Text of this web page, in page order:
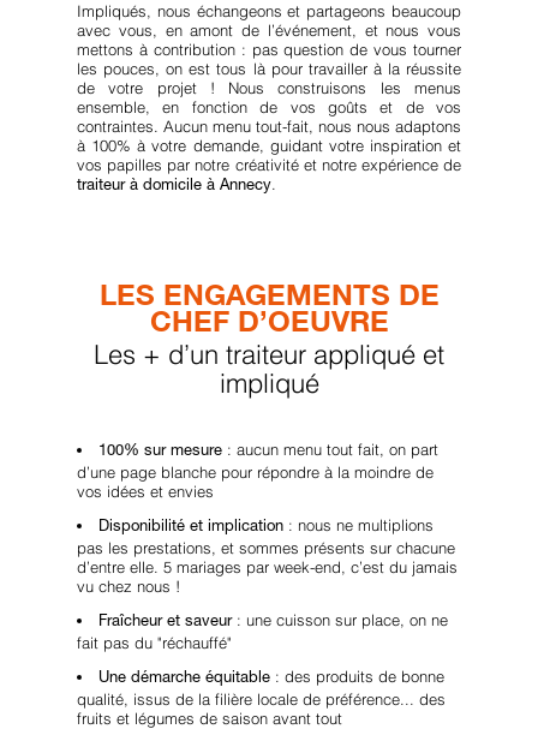
Impliqués, nous échangeons et partageons beaucoup
avec vous, en amont de l’événement, et nous vous
mettons à contribution : pas question de vous tourner
les pouces, on est tous là pour travailler à la réussite
de votre projet ! Nous construisons les menus
ensemble, en fonction de vos goûts et de vos
contraintes. Aucun menu tout-fait, nous nous adaptons
à 100% à votre demande, guidant votre inspiration et
vos papilles par notre créativité et notre expérience de
traiteur à domicile à Annecy.
LES ENGAGEMENTS DE
CHEF D’OEUVRE
Les + d’un traiteur appliqué et
impliqué
100% sur mesure : aucun menu tout fait, on part
d’une page blanche pour répondre à la moindre de
vos idées et envies
Disponibilité et implication : nous ne multiplions
pas les prestations, et sommes présents sur chacune
d’entre elle. 5 mariages par week-end, c’est du jamais
vu chez nous !
Fraîcheur et saveur: une cuisson sur place, on ne
fait pas du "réchauffé"
Une démarche équitable : des produits de bonne
qualité, issus de la filière locale de préférence... des
fruits et légumes de saison avant tout